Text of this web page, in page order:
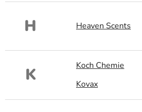
H Heaven Scents
K
Koch Chemie
Kovax